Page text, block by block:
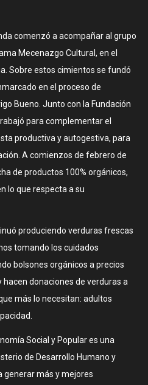
comenzó a acompañar al grupo
Mecenazgo Cultural, en el
Sobre estos cimientos se fundó
en el proceso de
Bueno. Junto con la Fundación
para complementar el
productiva y autogestiva, para
A comienzos de febrero de
de productos 100% orgánicos,
lo que respecta a su
produciendo verduras frescas
tomando los cuidados
bolsones orgánicos a precios
donaciones de verduras a
más lo necesitan: adultos
Social y Popular es una
de Desarrollo Humano y
generar más y mejores